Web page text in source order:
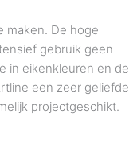
maken. De hoge
gebruik geen
in eikenkleuren en de
een zeer geliefde
projectgeschikt.